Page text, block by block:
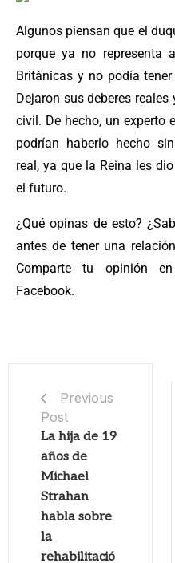
Algunos piensan que el
porque ya no representa
Británicas y no podía
Dejaron sus deberes
civil. De hecho, un experto
podrían haberlo hecho
real, ya que la Reina les
el futuro.
¿Qué opinas de esto?
antes de tener una
Comparte tu opinión
Facebook.
Previous
Post
La hija de 19
años de
Michael
Strahan
habla sobre
la
rehabilitació